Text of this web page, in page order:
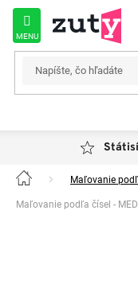
Prejsť
obsah
Domov Maľovanie
Maľovanie podľa čísel -